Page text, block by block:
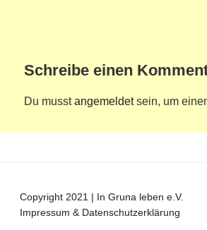
Schreibe einen
Du musstangemeldetsein, um
Copyright 2021 | In Gruna leben e.V.
Impressum & Datenschutzerklärung